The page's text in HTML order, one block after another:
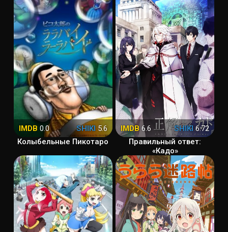
IMDB 0.0 SHIKI5.6
Колыбельные Пикотаро
IMDB 6.6 SHIKI 6.72
Правильный ответ:
«Кадо»